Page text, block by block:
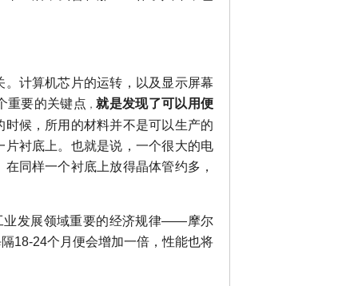
计算机芯片的运转，以及显示屏幕
重要的关键点 ，就是发现了可以用便
候，所用的材料并不是可以生产的
衬底上。也就是说，一个很大的电
同样一个衬底上放得晶体管约多，
业发展领域重要的经济规律——摩尔
18-24个月便会增加一倍，性能也将